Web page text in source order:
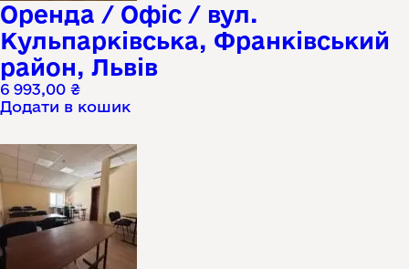
Оренда / Офіс / вул.
Кульпарківська, Франківський
район, Львів
6 993,00 ₴
Додати в кошик